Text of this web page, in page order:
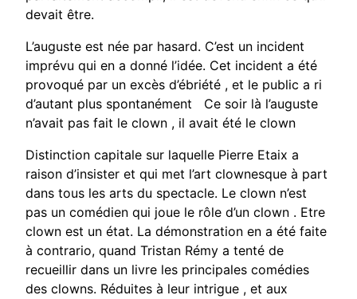
devait être.
L’auguste est née par hasard. C’est un incident
imprévu qui en a donné l’idée. Cet incident a été
provoqué par un excès d’ébriété , et le public a ri
d’autant plus spontanément Ce soir là l’auguste
n’avait pas fait le clown , il avait été le clown
Distinction capitale sur laquelle Pierre Etaix a
raison d’insister et qui met l’art clownesque à part
dans tous les arts du spectacle. Le clown n’est
pas un comédien qui joue le rôle d’un clown . Etre
clown est un état. La démonstration en a été faite
à contrario, quand Tristan Rémy a tenté de
recueillir dans un livre les principales comédies
des clowns. Réduites à leur intrigue , et aux